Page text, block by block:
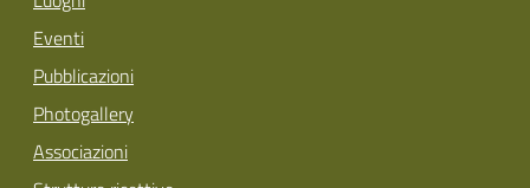
Eventi
Pubblicazioni
Photogallery
Associazioni